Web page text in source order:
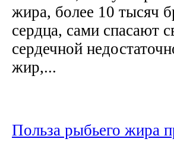
жира, более 10 тысяч
сердца, сами спасают
сердечной
жир,...
Польза рыбьего жира